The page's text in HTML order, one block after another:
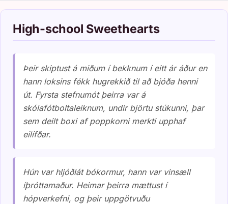
High-school Sweethearts
Þeir skiptust á miðum í bekknum í eitt ár áður en
hann loksins fékk hugrekkið til að bjóða henni
út. Fyrsta stefnumót þeirra var á
skólafótboltaleiknum, undir björtu stúkunni, þar
sem deilt boxi af poppkorni merkti upphaf
eilífðar.
Hún var hljóðlát bókormur, hann var vinsæll
íþróttamaður. Heimar þeirra mættust í
hópverkefni, og þeir uppgötvuðu